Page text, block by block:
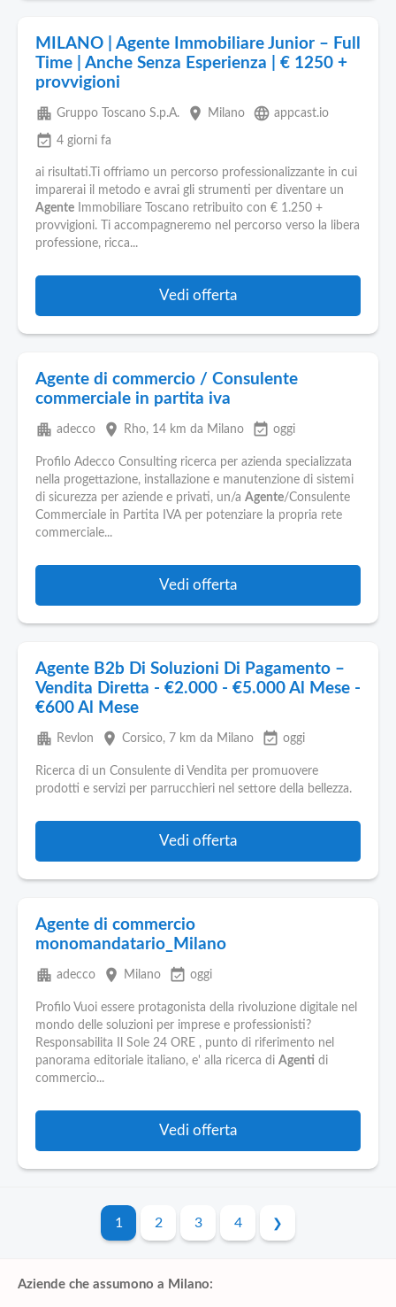
MILANO | Agente Immobiliare Junior – Full
Time | Anche Senza Esperienza | € 1250 +
provvigioni
apartment Gruppo Toscano S.p.A. place Milano language appcast.io
event_available 4 giorni fa
ai risultati.Ti offriamo un percorso professionalizzante in cui
imparerai il metodo e avrai gli strumenti per diventare un
Agente Immobiliare Toscano retribuito con € 1.250 +
provvigioni. Ti accompagneremo nel percorso verso la libera
professione, ricca...
Vedi offerta
Agente di commercio / Consulente
commerciale in partita iva
apartment adecco place Rho, 14 km da Milano event_available oggi
Profilo Adecco Consulting ricerca per azienda specializzata
nella progettazione, installazione e manutenzione di sistemi
di sicurezza per aziende e privati, un/a Agente/Consulente
Commerciale in Partita IVA per potenziare la propria rete
commerciale...
Vedi offerta
Agente B2b Di Soluzioni Di Pagamento –
Vendita Diretta - €2.000 - €5.000 Al Mese -
€600 Al Mese
apartment Revlon place Corsico, 7 km da Milano event_available oggi
Ricerca di un Consulente di Vendita per promuovere
prodotti e servizi per parrucchieri nel settore della bellezza.
Vedi offerta
Agente di commercio
monomandatario_Milano
apartment adecco place Milano event_available oggi
Profilo Vuoi essere protagonista della rivoluzione digitale nel
mondo delle soluzioni per imprese e professionisti?
Responsabilita Il Sole 24 ORE , punto di riferimento nel
panorama editoriale italiano, e' alla ricerca di Agenti di
commercio...
Vedi offerta
1 2 3 4
Aziende che assumono a Milano: